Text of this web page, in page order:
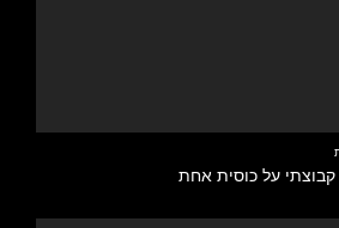
קבוצתי על כוסית אחת